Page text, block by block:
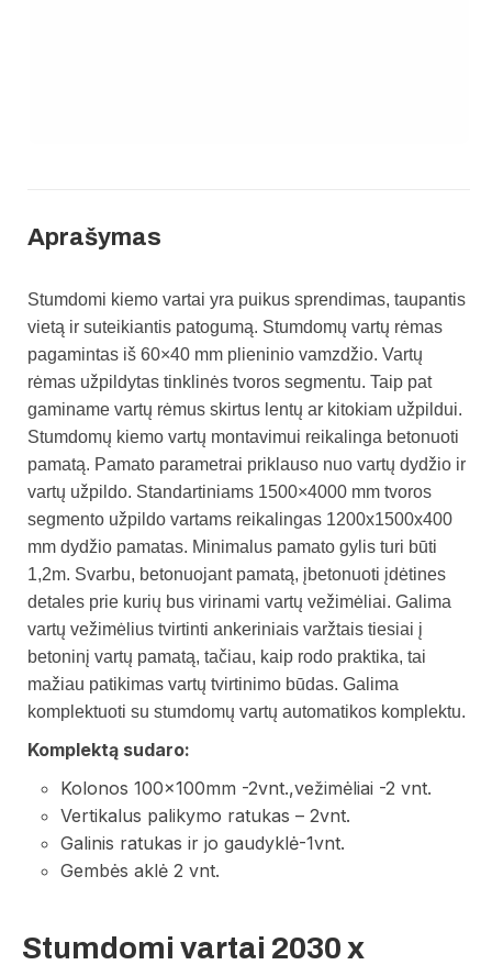
Aprašymas
Stumdomi kiemo vartai yra puikus sprendimas, taupantis
vietą ir suteikiantis patogumą. Stumdomų vartų rėmas
pagamintas iš 60×40 mm plieninio vamzdžio. Vartų
rėmas užpildytas tinklinės tvoros segmentu. Taip pat
gaminame vartų rėmus skirtus lentų ar kitokiam užpildui.
Stumdomų kiemo vartų montavimui reikalinga betonuoti
pamatą. Pamato parametrai priklauso nuo vartų dydžio ir
vartų užpildo. Standartiniams 1500×4000 mm tvoros
segmento užpildo vartams reikalingas 1200x1500x400
mm dydžio pamatas. Minimalus pamato gylis turi būti
1,2m. Svarbu, betonuojant pamatą, įbetonuoti įdėtines
detales prie kurių bus virinami vartų vežimėliai. Galima
vartų vežimėlius tvirtinti ankeriniais varžtais tiesiai į
betoninį vartų pamatą, tačiau, kaip rodo praktika, tai
mažiau patikimas vartų tvirtinimo būdas. Galima
komplektuoti su stumdomų vartų automatikos komplektu.
Komplektą sudaro:
Kolonos 100x100mm -2vnt.,vežimėliai -2 vnt.
Vertikalus palikymo ratukas – 2vnt.
Galinis ratukas ir jo gaudyklė-1vnt.
Gembės aklė 2 vnt.
Stumdomi vartai 2030 x